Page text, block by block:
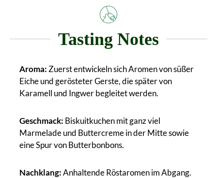
Tasting Notes
Aroma: Zuerst entwickeln sich Aromen von süßer
Eiche und gerösteter Gerste, die später von
Karamell und Ingwer begleitet werden.
Geschmack: Biskuitkuchen mit ganz viel
Marmelade und Buttercreme in der Mitte sowie
eine Spur von Butterbonbons.
Nachklang:Anhaltende Röstaromen im Abgang.